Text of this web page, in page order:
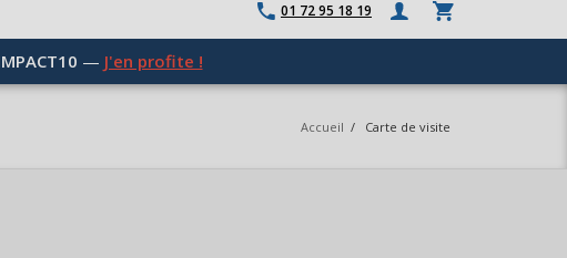
01 72 95 18 19
— J'en profite !
Accueil / Carte de visite